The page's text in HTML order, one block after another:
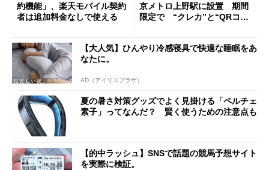
約機能」、楽天モバイル契約
者は追加料金なしで使える
京メトロ上野駅に設置 期間
限定で “クレカ”と“QRコー
【大人気】ひんやり冷感寝具で快適な睡眠をあ
なたに。
AD（アイリスプラザ）
夏の暑さ対策グッズでよく見掛ける「ペルチェ
素子」ってなんだ？ 賢く使うための注意点も
【的中ラッシュ】SNSで話題の競馬予想サイト
を実際に検証。